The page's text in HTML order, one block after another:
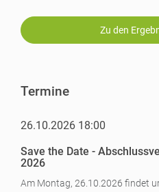
Zu den
Termine
26.10.2026 18:00
Save the Date -
2026
Am Montag, 26.10.2026 findet